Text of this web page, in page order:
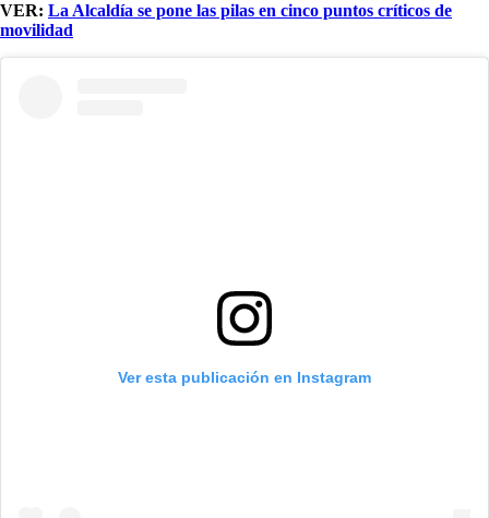
VER: La Alcaldía se pone las pilas en cinco puntos críticos de
movilidad
Ver esta publicación en Instagram